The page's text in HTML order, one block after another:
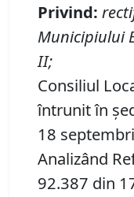
Privind:
Municipiului
II;
Consiliul
întrunit în
18
Analizând
92.387 din